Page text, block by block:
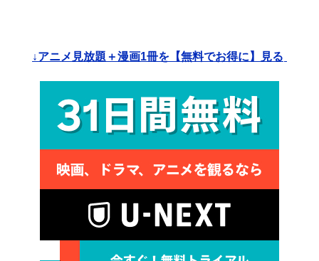
↓アニメ見放題＋漫画1冊を【無料でお得に】見る